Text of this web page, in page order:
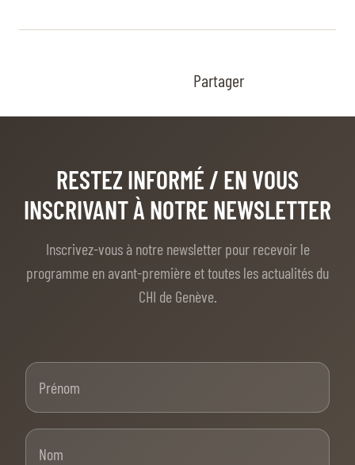
Partager
RESTEZ INFORMÉ / EN VOUS
INSCRIVANT À NOTRE NEWSLETTER
Inscrivez-vous à notre newsletter pour recevoir le
programme en avant-première et toutes les actualités du
CHI de Genève.